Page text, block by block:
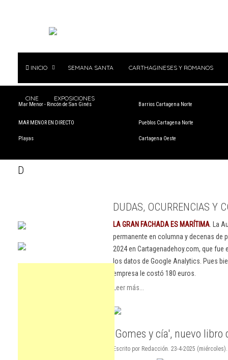
INICIO SEMANA SANTA CARTHAGINESES Y ROMANOS
CINE EXPOSICIONES
Mar Menor - Rincón de San Ginés
MAR MENOR EN DIRECTO
Playas
Barrios Cartagena Norte
Pueblos Cartagena Norte
Cartagena Oeste
D
DUDAS, OCURRENCIAS Y
LA GRAN FACHADA ES MARÍTIMA . La
permanente en columna y decenas
2024 en Cartagenadehoy.com, que
los datos de Google Analytics. Pues
empresa le costó 180 euros.
Leer más...
'Gomes y cía', nuevo
Escrito por Redacción. 23-4-2025 (miércoles).